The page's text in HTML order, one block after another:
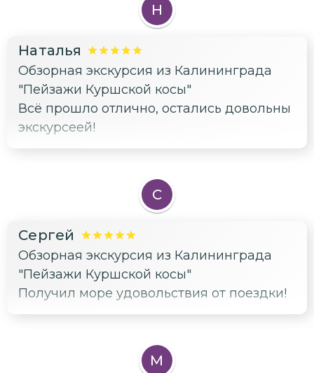
Н
Наталья
Обзорная экскурсия из Калининграда
"Пейзажи Куршской косы"
Всё прошло отлично, остались довольны
экскурсеей!
С
Сергей
Обзорная экскурсия из Калининграда
"Пейзажи Куршской косы"
Получил море удовольствия от поездки!
М